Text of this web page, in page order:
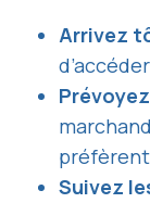
Arrivez
Suivez